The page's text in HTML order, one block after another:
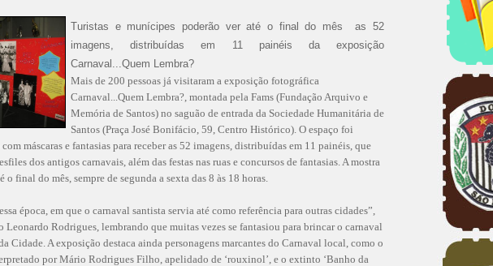
Turistas e munícipes poderão ver até o final do mês as 52
imagens, distribuídas em 11 painéis da exposição
Carnaval...Quem Lembra?
Mais de 200 pessoas já visitaram a exposição fotográfica
Carnaval...Quem Lembra?, montada pela Fams (Fundação Arquivo e
Memória de Santos) no saguão de entrada da Sociedade Humanitária de
Santos (Praça José Bonifácio, 59, Centro Histórico). O espaço foi
máscaras e fantasias para receber as 52 imagens, distribuídas em 11 painéis, que
dos antigos carnavais, além das festas nas ruas e concursos de fantasias. A mostra
o final do mês, sempre de segunda a sexta das 8 às 18 horas.
época, em que o carnaval santista servia até como referência para outras cidades”,
Leonardo Rodrigues, lembrando que muitas vezes se fantasiou para brincar o carnaval
Cidade. A exposição destaca ainda personagens marcantes do Carnaval local, como o
por Mário Rodrigues Filho, apelidado de ‘rouxinol’, e o extinto ‘Banho da